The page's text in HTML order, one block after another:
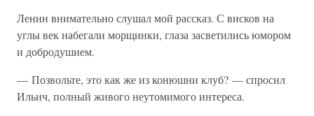
Ленин внимательно слушал мой рассказ. С висков на
углы век набегали морщинки, глаза засветились юмором
и добродушием.
— Позвольте, это как же из конюшни клуб? — спросил
Ильич, полный живого неутомимого интереса.